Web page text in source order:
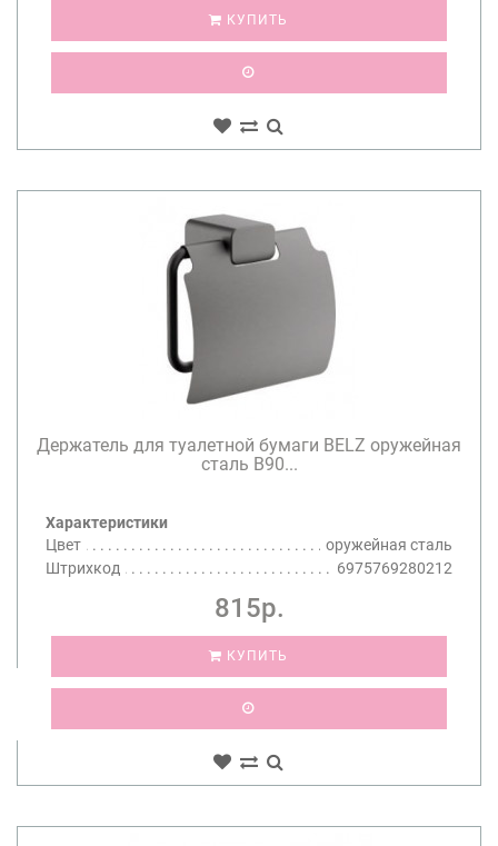
КУПИТЬ
Держатель для туалетной бумаги BELZ оружейная
сталь B90...
Характеристики
Цвет
оружейная сталь
Штрихкод
6975769280212
815р.
КУПИТЬ